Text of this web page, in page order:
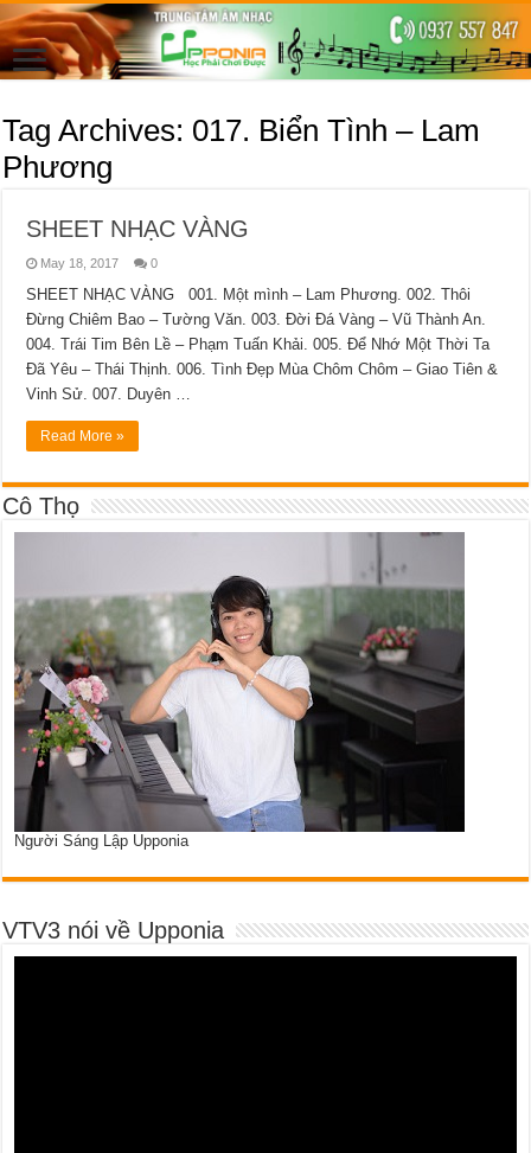
Tag Archives: 017. Biển Tình – Lam
Phương
SHEET NHẠC VÀNG
May 18, 2017 0
SHEET NHẠC VÀNG 001. Một mình – Lam Phương. 002. Thôi
Đừng Chiêm Bao – Tường Văn. 003. Đời Đá Vàng – Vũ Thành An.
004. Trái Tim Bên Lề – Phạm Tuấn Khải. 005. Để Nhớ Một Thời Ta
Đã Yêu – Thái Thịnh. 006. Tình Đẹp Mùa Chôm Chôm – Giao Tiên &
Vinh Sử. 007. Duyên …
Read More »
Cô Thọ
Người Sáng Lập Upponia
VTV3 nói về Upponia